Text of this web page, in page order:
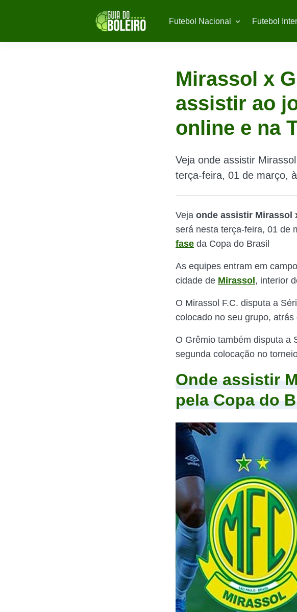
Futebol Nacional Futebol
Mirassol x
assistir ao
online e na
Veja onde assistir
terça-feira, 01 de março,
Veja onde assistir Mirassol
será nesta terça-feira, 01 de
fase da Copa do Brasil
As equipes entram em
cidade de Mirassol , interior
O Mirassol F.C. disputa a
colocado no seu grupo, atrás
O Grêmio também disputa a
segunda colocação no
Onde assistir
pela Copa do